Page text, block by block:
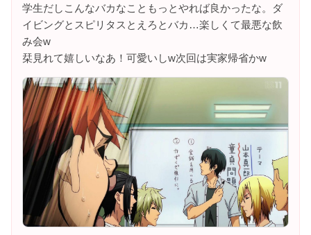
学生だしこんなバカなこともっとやれば良かったな。ダ
イビングとスピリタスとえろとバカ…楽しくて最悪な飲
み会w
栞見れて嬉しいなあ！可愛いしw次回は実家帰省かw